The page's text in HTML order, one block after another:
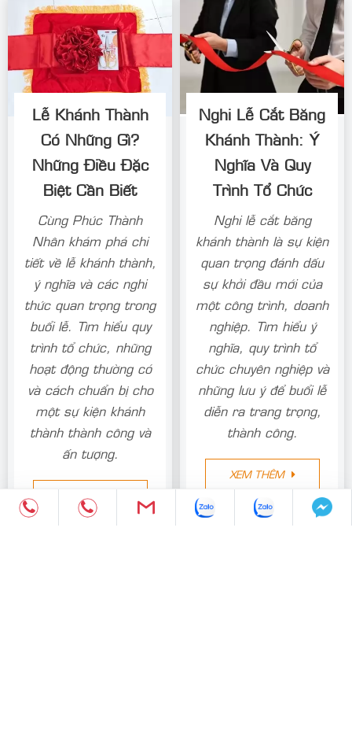
Lễ Khánh Thành
Có Những Gì?
Những Điều Đặc
Biệt Cần Biết
Cùng Phúc Thành
Nhân khám phá chi
tiết về lễ khánh thành,
ý nghĩa và các nghi
thức quan trọng trong
buổi lễ. Tìm hiểu quy
trình tổ chức, những
hoạt động thường có
và cách chuẩn bị cho
một sự kiện khánh
thành thành công và
ấn tượng.
XEM THÊM
Nghi Lễ Cắt Băng
Khánh Thành: Ý
Nghĩa Và Quy
Trình Tổ Chức
Nghi lễ cắt băng
khánh thành là sự kiện
quan trọng đánh dấu
sự khởi đầu mới của
một công trình, doanh
nghiệp. Tìm hiểu ý
nghĩa, quy trình tổ
chức chuyên nghiệp và
những lưu ý để buổi lễ
diễn ra trang trọng,
thành công.
XEM THÊM